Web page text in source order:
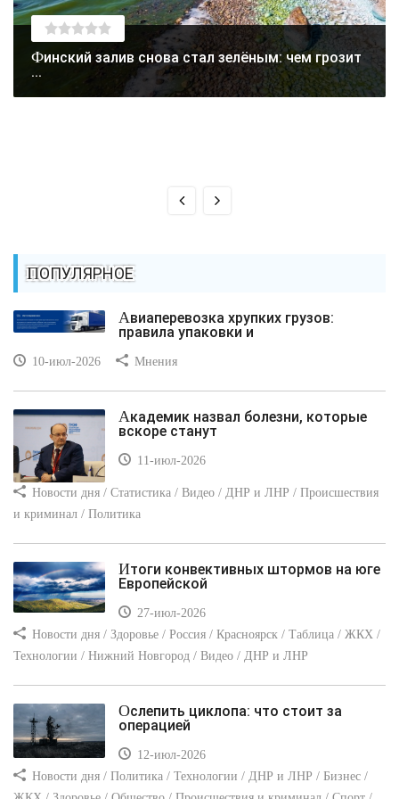
Финский залив снова стал зелёным: чем грозит
...
ПОПУЛЯРНОЕ
Авиаперевозка хрупких грузов:
правила упаковки и
10-июл-2026 Мнения
Академик назвал болезни, которые
вскоре станут
11-июл-2026
Новости дня / Статистика / Видео / ДНР и ЛНР / Происшествия
и криминал / Политика
Итоги конвективных штормов на юге
Европейской
27-июл-2026
Новости дня / Здоровье / Россия / Красноярск / Таблица / ЖКХ /
Технологии / Нижний Новгород / Видео / ДНР и ЛНР
Ослепить циклопа: что стоит за
операцией
12-июл-2026
Новости дня / Политика / Технологии / ДНР и ЛНР / Бизнес /